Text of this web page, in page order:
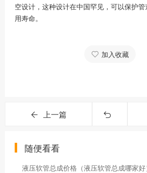
空设计，这种设计在中国罕见，可以保护
用寿命。
加入收藏
上一篇
随便看看
液压软管总成价格（液压软管总成哪家好